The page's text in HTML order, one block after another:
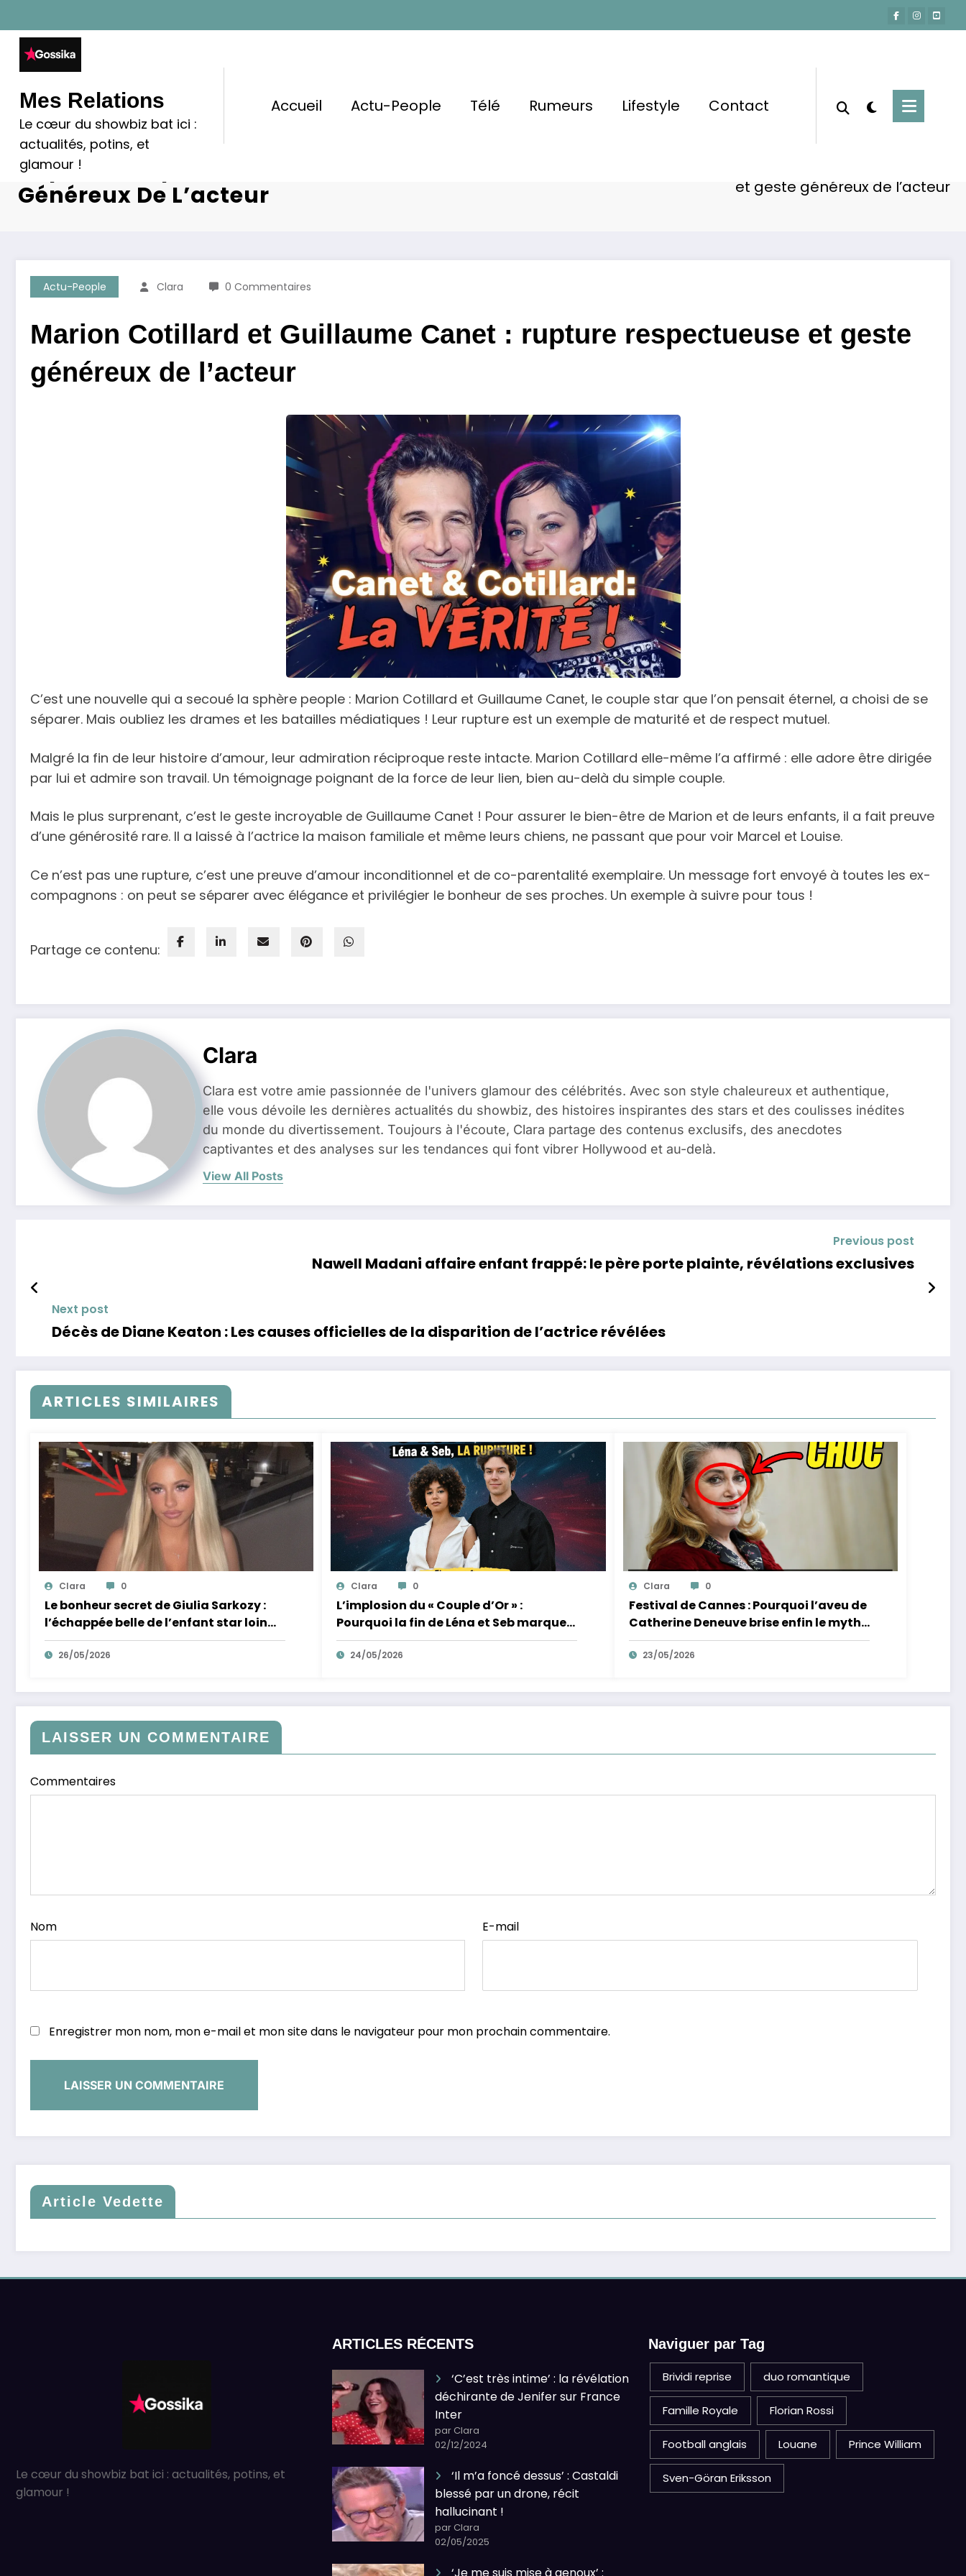
au
contenu
Mes Relations
Le cœur du showbiz bat ici :
actualités, potins, et
glamour !
Accueil Actu-People Télé Rumeurs Lifestyle Contact
Marion Cotillard Et Guillaume Canet :
Rupture Respectueuse Et Geste
Généreux De L’acteur
et geste généreux de l’acteur
Actu-People Clara 0 Commentaires
Marion Cotillard et Guillaume Canet : rupture respectueuse et geste
généreux de l’acteur
C’est une nouvelle qui a secoué la sphère people : Marion Cotillard et Guillaume Canet, le couple star que l’on pensait éternel, a choisi de se
séparer. Mais oubliez les drames et les batailles médiatiques ! Leur rupture est un exemple de maturité et de respect mutuel.
Malgré la fin de leur histoire d’amour, leur admiration réciproque reste intacte. Marion Cotillard elle-même l’a affirmé : elle adore être dirigée
par lui et admire son travail. Un témoignage poignant de la force de leur lien, bien au-delà du simple couple.
Mais le plus surprenant, c’est le geste incroyable de Guillaume Canet ! Pour assurer le bien-être de Marion et de leurs enfants, il a fait preuve
d’une générosité rare. Il a laissé à l’actrice la maison familiale et même leurs chiens, ne passant que pour voir Marcel et Louise.
Ce n’est pas une rupture, c’est une preuve d’amour inconditionnel et de co-parentalité exemplaire. Un message fort envoyé à toutes les ex-
compagnons : on peut se séparer avec élégance et privilégier le bonheur de ses proches. Un exemple à suivre pour tous !
Partage ce contenu:
Clara
Clara est votre amie passionnée de l'univers glamour des célébrités. Avec son style chaleureux et authentique,
elle vous dévoile les dernières actualités du showbiz, des histoires inspirantes des stars et des coulisses inédites
du monde du divertissement. Toujours à l'écoute, Clara partage des contenus exclusifs, des anecdotes
captivantes et des analyses sur les tendances qui font vibrer Hollywood et au-delà.
View All Posts
Previous post
Nawell Madani affaire enfant frappé: le père porte plainte, révélations exclusives
Next post
Décès de Diane Keaton : Les causes officielles de la disparition de l’actrice révélées
ARTICLES SIMILAIRES
Clara 0
Le bonheur secret de Giulia Sarkozy :
l’échappée belle de l’enfant star loin
des tumultes familiaux.
26/05/2026
Clara 0
L’implosion du « Couple d’Or » :
Pourquoi la fin de Léna et Seb marque
la fin de l’innocence sur YouTube
24/05/2026
Clara 0
Festival de Cannes : Pourquoi l’aveu de
Catherine Deneuve brise enfin le mythe
de la Croisette
23/05/2026
LAISSER UN COMMENTAIRE
Commentaires
Nom E-mail
Enregistrer mon nom, mon e-mail et mon site dans le navigateur pour mon prochain commentaire.
Article Vedette
Le cœur du showbiz bat ici : actualités, potins, et
glamour !
ARTICLES RÉCENTS
‘C’est très intime’ : la révélation
déchirante de Jenifer sur France
Inter
par Clara
02/12/2024
‘Il m’a foncé dessus’ : Castaldi
blessé par un drone, récit
hallucinant !
par Clara
02/05/2025
Naviguer par Tag
Brividi reprise duo romantique
Famille Royale Florian Rossi
Football anglais Louane Prince William
Sven-Göran Eriksson